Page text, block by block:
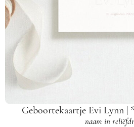
Geboortekaartje Evi Lynn |
naam in